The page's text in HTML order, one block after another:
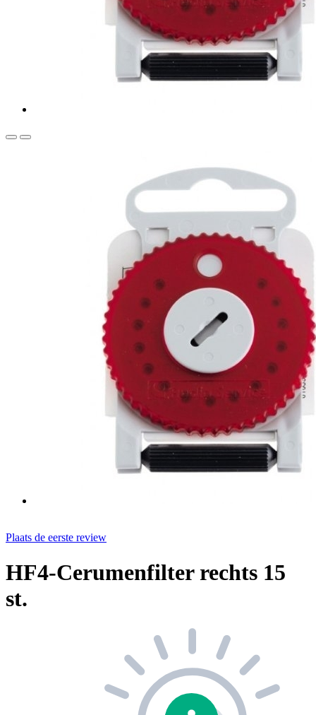
Plaats de eerste review
HF4-Cerumenfilter rechts 15
st.